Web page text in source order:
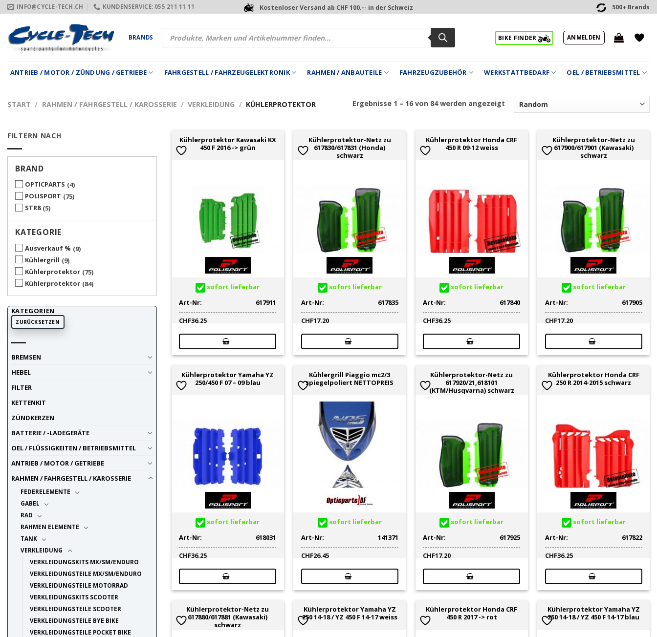
Zum
Inhalt
springen
INFO@CYCLE-TECH.CH KUNDENSERVICE: 055 211 11 11 Kostenloser Versand ab CHF 100.-- in der Schweiz 500+ Brands
BRANDS
Products
search
BIKE FINDER ANMELDEN
ANTRIEB / MOTOR / ZÜNDUNG / GETRIEBE FAHRGESTELL / FAHRZEUGELEKTRONIK RAHMEN / ANBAUTEILE FAHRZEUGZUBEHÖR WERKSTATTBEDARF OEL / BETRIEBSMITTEL
START / RAHMEN / FAHRGESTELL / KAROSSERIE / VERKLEIDUNG / KÜHLERPROTEKTOR Ergebnisse 1 – 16 von 84 werden angezeigt
FILTERN NACH
BRAND
OPTICPARTS
4
POLISPORT
75
STR8 5
KATEGORIE
Ausverkauf %
9
Kühlergrill
9
Kühlerprotektor 75
Kühlerprotektor 84
KATEGORIEN
ZURÜCKSETZEN
BREMSEN
HEBEL
FILTER
KETTENKIT
ZÜNDKERZEN
BATTERIE / -LADEGERÄTE
OEL / FLÜSSIGKEITEN / BETRIEBSMITTEL
ANTRIEB / MOTOR / GETRIEBE
RAHMEN / FAHRGESTELL / KAROSSERIE
FEDERELEMENTE
GABEL
RAD
RAHMEN ELEMENTE
TANK
VERKLEIDUNG
VERKLEIDUNGSKITS MX/SM/ENDURO
VERKLEIDUNGSTEILE MX/SM/ENDURO
VERKLEIDUNGSTEILE MOTORRAD
VERKLEIDUNGSKITS SCOOTER
VERKLEIDUNGSTEILE SCOOTER
VERKLEIDUNGSTEILE BYE BIKE
VERKLEIDUNGSTEILE POCKET BIKE
Kühlerprotektor Kawasaki KX
450 F 2016 -> grün
sofort lieferbar
Art-Nr:
617911
CHF36.25
Kühlerprotektor-Netz zu
617830/617831 (Honda)
schwarz
sofort lieferbar
Art-Nr:
617835
CHF17.20
Kühlerprotektor Honda CRF
450 R 09-12 weiss
sofort lieferbar
Art-Nr:
617840
CHF36.25
Kühlerprotektor-Netz zu
617900/617901 (Kawasaki)
schwarz
sofort lieferbar
Art-Nr:
617905
CHF17.20
Kühlerprotektor Yamaha YZ
250/450 F 07 – 09 blau
sofort lieferbar
Art-Nr:
618031
CHF36.25
Kühlergrill Piaggio mc2/3
spiegelpoliert NETTOPREIS
sofort lieferbar
Art-Nr:
141371
CHF26.45
Kühlerprotektor-Netz zu
617920/21,618101
(KTM/Husqvarna) schwarz
sofort lieferbar
Art-Nr:
617925
CHF17.20
Kühlerprotektor Honda CRF
250 R 2014-2015 schwarz
sofort lieferbar
Art-Nr:
617822
CHF36.25
Kühlerprotektor-Netz zu
617880/617881 (Kawasaki)
schwarz
Kühlerprotektor Yamaha YZ
250 14-18 / YZ 450 F 14-17 weiss
Kühlerprotektor Honda CRF
450 R 2017 -> rot
Kühlerprotektor Yamaha YZ
250 14-18 / YZ 450 F 14-17 blau